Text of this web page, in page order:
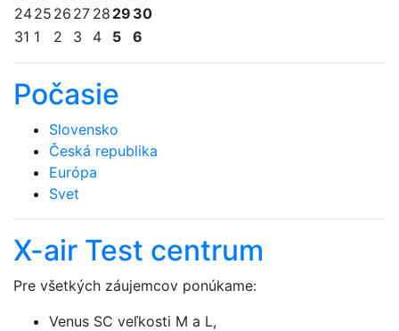
2425 26 27 28 29 30
31 1 2 3 4 5 6
Počasie
Slovensko
Česká republika
Európa
Svet
X-air Test centrum
Pre všetkých záujemcov ponúkame:
Venus SC veľkosti M a L,